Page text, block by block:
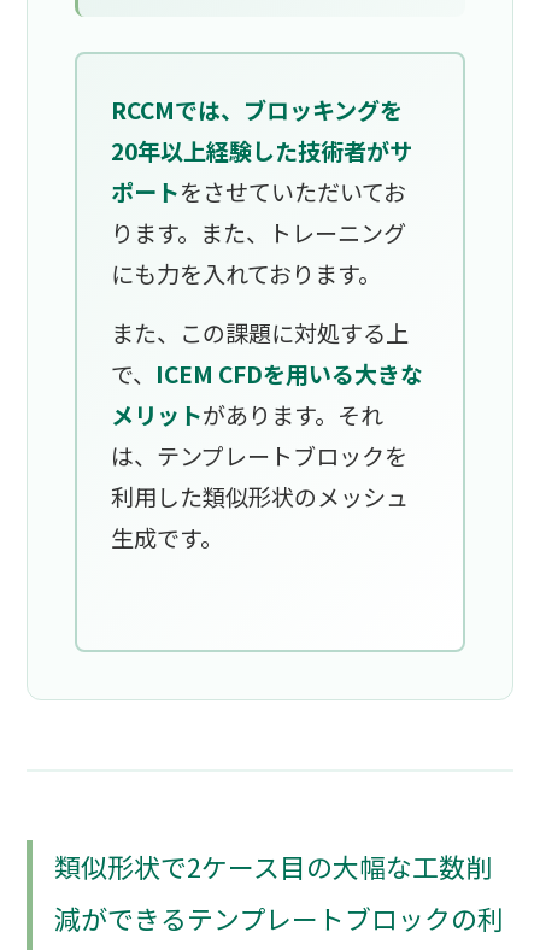
RCCMでは、ブロッキングを
20年以上経験した技術者がサ
ポートをさせていただいてお
ります。また、トレーニング
にも力を入れております。
また、この課題に対処する上
で、 ICEM CFDを用いる大きな
メリットがあります。それ
は、テンプレートブロックを
利用した類似形状のメッシュ
生成です。
類似形状で2ケース目の大幅な工数削
減ができるテンプレートブロックの利